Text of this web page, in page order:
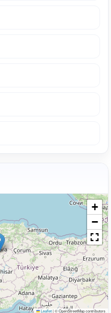
+
−
Leaflet|© OpenStreetMap contributors